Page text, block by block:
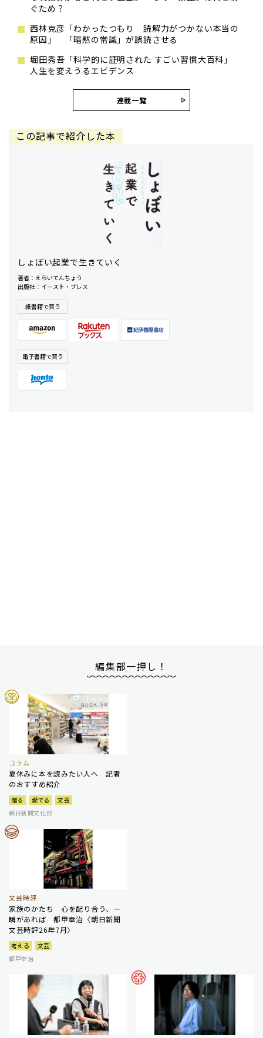
ぐため？
西林克彦「わかったつもり 読解力がつかない本当の
原因」 「暗黙の常識」が誤読させる
堀田秀吾「科学的に証明された すごい習慣大百科」
人生を変えうるエビデンス
連載一覧
この記事で紹介した本
しょぼい起業で生きていく
著者：えらいてんちょう
出版社：イースト・プレス
紙書籍で買う
電⼦書籍で買う
編集部一押し！
コラム
夏休みに本を読みたい人へ 記者
のおすすめ紹介
贈る 愛でる
文芸
朝日新聞文化部
文芸時評
家族のかたち 心を配り合う、一
瞬があれば 都甲幸治〈朝日新聞
文芸時評26年7月〉
考える
文芸
都甲幸治